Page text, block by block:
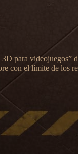
para videojuegos”
con el límite de los